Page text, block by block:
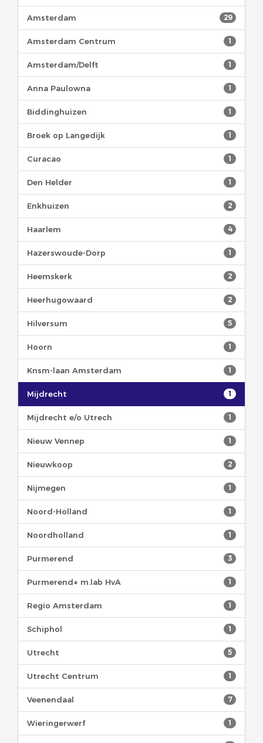
29
Amsterdam
1
Amsterdam Centrum
1
Amsterdam/Delft
1
Anna Paulowna
1
Biddinghuizen
1
Broek op Langedijk
1
Curacao
1
Den Helder
2
Enkhuizen
4
Haarlem
1
Hazerswoude-Dorp
2
Heemskerk
2
Heerhugowaard
5
Hilversum
1
Hoorn
1
Knsm-laan Amsterdam
1
Mijdrecht
1
Mijdrecht e/o Utrech
1
Nieuw Vennep
2
Nieuwkoop
1
Nijmegen
1
Noord-Holland
1
Noordholland
3
Purmerend
1
Purmerend+ m.lab HvA
1
Regio Amsterdam
1
Schiphol
5
Utrecht
1
Utrecht Centrum
7
Veenendaal
1
Wieringerwerf